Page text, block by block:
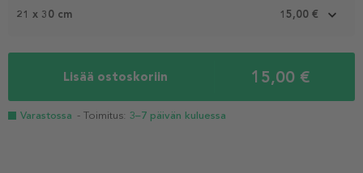
21 x 30 cm 15,00 €
Lisää ostoskoriin 15,00 €
Varastossa - Toimitus: 3–7 päivän kuluessa